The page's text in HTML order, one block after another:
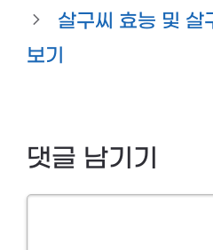
살구씨 효능 및 살
보기
댓글 남기기